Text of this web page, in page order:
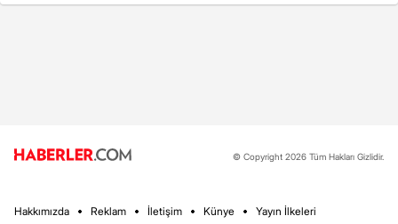
© Copyright 2026 Tüm Hakları Gizlidir.
Hakkımızda Reklam İletişim Künye Yayın İlkeleri